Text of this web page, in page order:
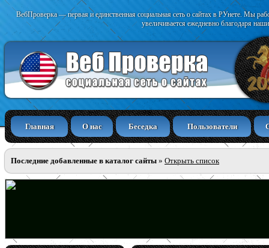
ВебПроверка — первая и единственная социальная сеть о сайтах в РУнете. Мы
увеличивается ежедневно благодаря
Главная О нас Беседка Пользователи
Последние добавленные в каталог сайты » Открыть список